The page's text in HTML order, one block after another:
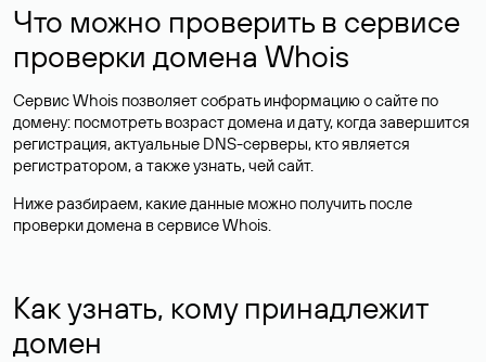
Что можно проверить в сервисе
проверки домена Whois
Сервис Whois позволяет собрать информацию о сайте по
домену: посмотреть возраст домена и дату, когда завершится
регистрация, актуальные DNS-серверы, кто является
регистратором, а также узнать, чей сайт.
Ниже разбираем, какие данные можно получить после
проверки домена в сервисе Whois.
Как узнать, кому принадлежит
домен